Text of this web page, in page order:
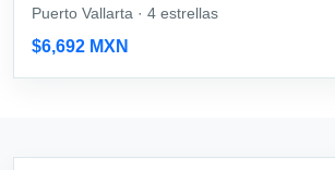
Puerto Vallarta · 4 estrellas
$6,692 MXN